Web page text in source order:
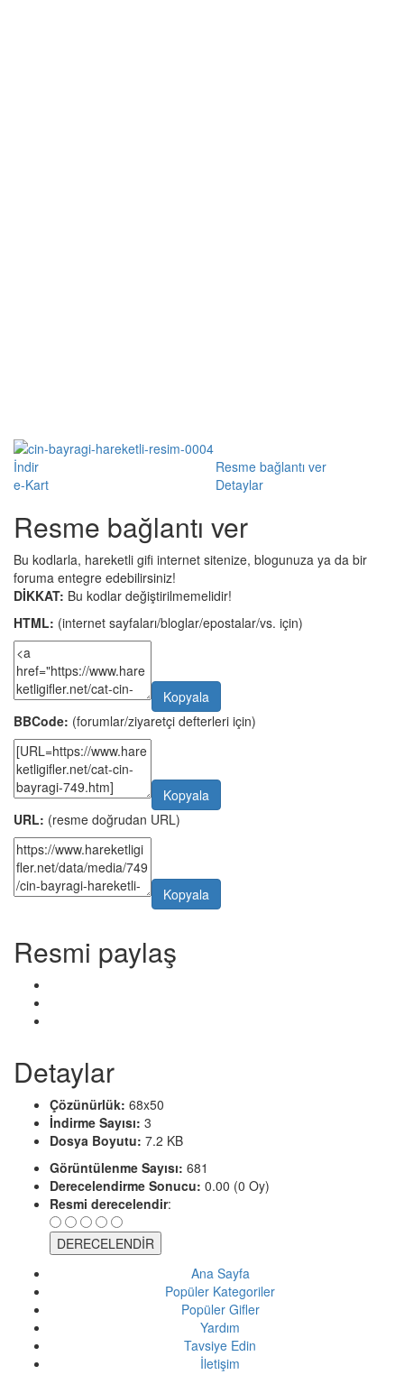
İndir
Resme bağlantı ver
e-Kart
Detaylar
Resme bağlantı ver
Bu kodlarla, hareketli gifi internet sitenize, blogunuza ya da bir
foruma entegre edebilirsiniz!
DİKKAT: Bu kodlar değiştirilmemelidir!
HTML: (internet sayfaları/bloglar/epostalar/vs. için)
Kopyala
BBCode: (forumlar/ziyaretçi defterleri için)
Kopyala
URL: (resme doğrudan URL)
Kopyala
Resmi paylaş
Detaylar
Çözünürlük: 68x50
İndirme Sayısı: 3
Dosya Boyutu: 7.2 KB
Görüntülenme Sayısı: 681
Derecelendirme Sonucu: 0.00 (0 Oy)
Resmi derecelendir:
Ana Sayfa
Popüler Kategoriler
Popüler Gifler
Yardım
Tavsiye Edin
İletişim